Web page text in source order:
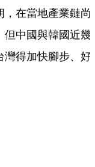
，在當地產業鏈尚
但中國與韓國近幾
灣得加快腳步、好